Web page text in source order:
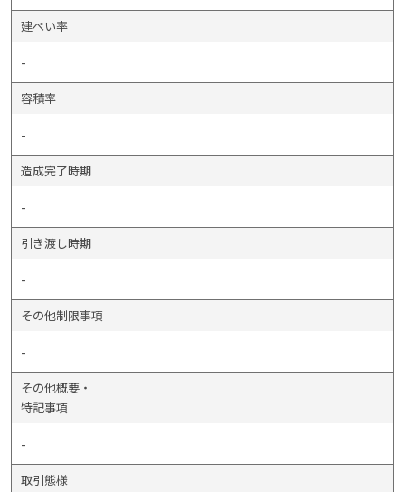
建ぺい率
-
容積率
-
造成完了時期
-
引き渡し時期
-
その他制限事項
-
その他概要・
特記事項
-
取引態様